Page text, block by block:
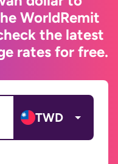
WorldRemit
the latest
rates for free.
TWD